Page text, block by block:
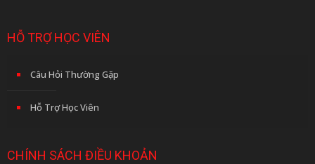
HỖ TRỢ HỌC VIÊN
Câu Hỏi Thường Gặp
Hỗ Trợ Học Viên
CHÍNH SÁCH ĐIỀU KHOẢN